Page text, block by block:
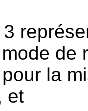
de
la
et